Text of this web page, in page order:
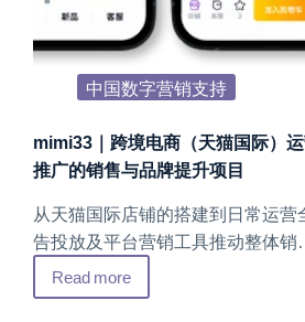
翻
译・
SNS・
电
商・
商
品
开
发
一
体
化
中国数字营销支持
mimi33｜跨境电商（天猫国际）
推广的销售与品牌提升项目
从天猫国际店铺的搭建到日常运
告投放及平台营销工具推动整体
Read more
mimi33